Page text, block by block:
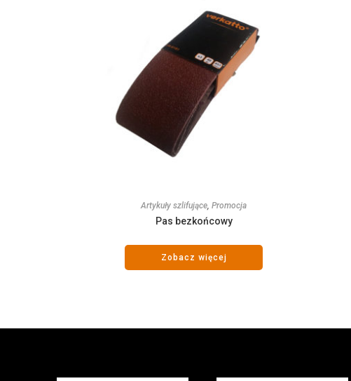
Artykuły szlifujące,Promocja
Pas bezkońcowy
Zobacz więcej